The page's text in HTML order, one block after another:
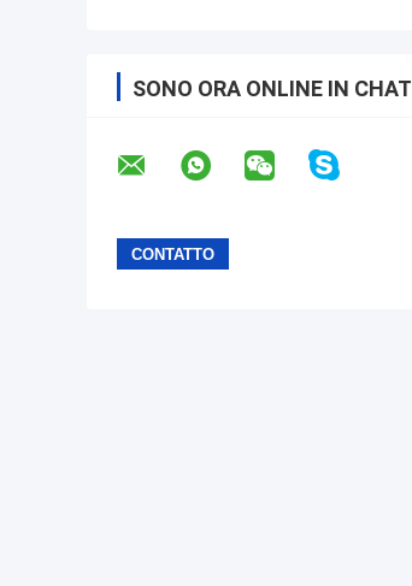
SONO ORA ONLINE IN CHAT